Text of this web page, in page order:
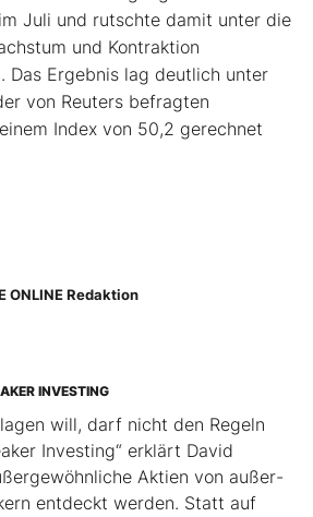
Juli und rutschte damit unter die
und Kontraktion
Das Ergebnis lag deutlich unter
von Reuters befragten
Index von 50,2 gerechnet
ONLINE Redaktion
INVESTING
will, darf nicht den Regeln
Investing“ erklärt David
Aktien von außer­
entdeckt werden. Statt auf